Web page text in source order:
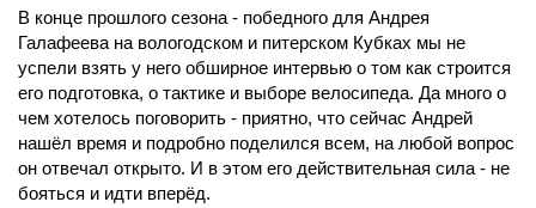
В конце прошлого сезона - победного для Андрея
Галафеева на вологодском и питерском Кубках мы не
успели взять у него обширное интервью о том как строится
его подготовка, о тактике и выборе велосипеда. Да много о
чем хотелось поговорить - приятно, что сейчас Андрей
нашёл время и подробно поделился всем, на любой вопрос
он отвечал открыто. И в этом его действительная сила - не
бояться и идти вперёд.